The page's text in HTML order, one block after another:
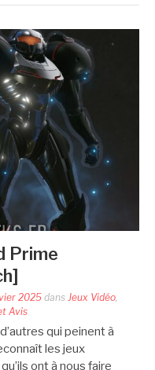
Prime
2025 dans Jeux Vidéo,
Avis
qui peinent à
les jeux
ont à nous faire